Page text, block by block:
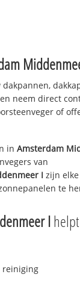
neem direct
of
in Amsterdam
van
I zijn
te
I
reiniging